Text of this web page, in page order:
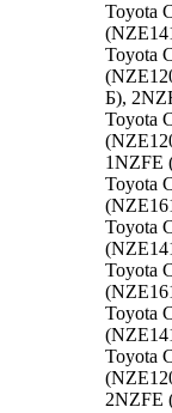
Toyota
Toyota
Б),
Toyota
1NZFE
Toyota
Toyota
Toyota
Toyota
Toyota
2NZFE